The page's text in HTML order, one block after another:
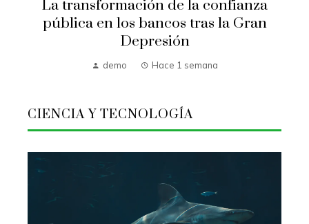
La transformación de la confianza
pública en los bancos tras la Gran
Depresión
demo Hace 1 semana
CIENCIA Y TECNOLOGÍA